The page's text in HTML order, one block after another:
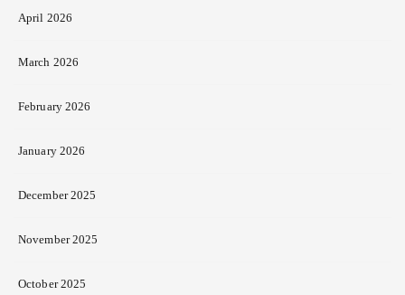
April 2026
March 2026
February 2026
January 2026
December 2025
November 2025
October 2025